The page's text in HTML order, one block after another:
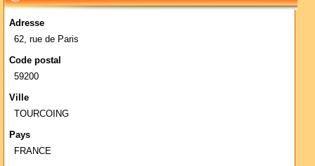
Adresse
62, rue de Paris
Code postal
59200
Ville
TOURCOING
Pays
FRANCE